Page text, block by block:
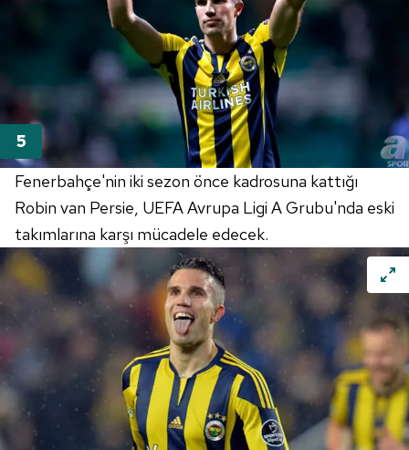
Fenerbahçe'nin iki sezon önce kadrosuna kattığı
Robin van Persie, UEFA Avrupa Ligi A Grubu'nda eski
takımlarına karşı mücadele edecek.